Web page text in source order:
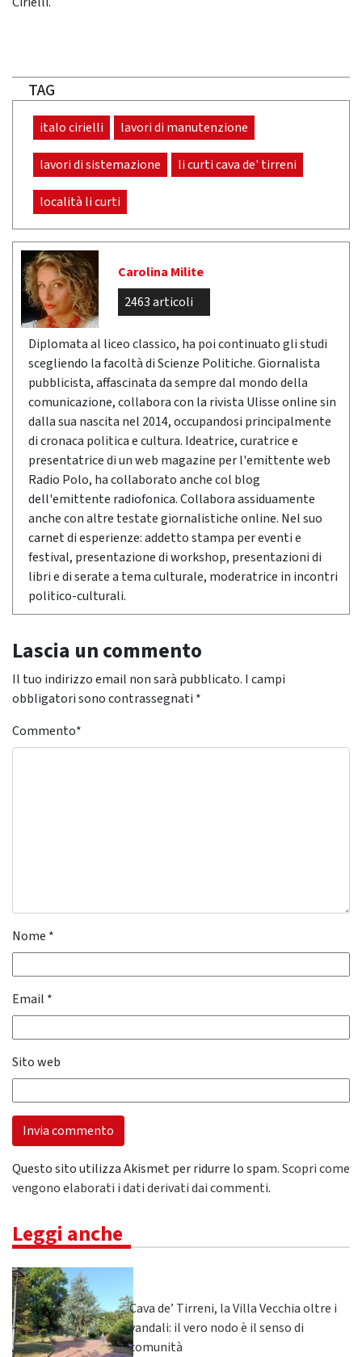
TAG
italo cirielli lavori di manutenzione
lavori di sistemazione li curti cava de' tirreni
località li curti
Carolina Milite
2463 articoli
Diplomata al liceo classico, ha poi continuato gli studi
scegliendo la facoltà di Scienze Politiche. Giornalista
pubblicista, affascinata da sempre dal mondo della
comunicazione, collabora con la rivista Ulisse online sin
dalla sua nascita nel 2014, occupandosi principalmente
di cronaca politica e cultura. Ideatrice, curatrice e
presentatrice di un web magazine per l'emittente web
Radio Polo, ha collaborato anche col blog
dell'emittente radiofonica. Collabora assiduamente
anche con altre testate giornalistiche online. Nel suo
carnet di esperienze: addetto stampa per eventi e
festival, presentazione di workshop, presentazioni di
libri e di serate a tema culturale, moderatrice in incontri
politico-culturali.
Lascia un commento
Il tuo indirizzo email non sarà pubblicato. I campi
obbligatori sono contrassegnati *
Commento*
Nome *
Email *
Sito web
Questo sito utilizza Akismet per ridurre lo spam.Scopri come
vengono elaborati i dati derivati dai commenti.
Leggi anche
Cava de’ Tirreni, la Villa Vecchia oltre i
vandali: il vero nodo è il senso di
comunità